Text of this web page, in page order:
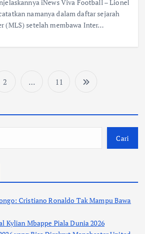
iNews Viva Football – Lionel
namanya dalam daftar sejarah
(MLS) setelah membawa Inter…
P
a
g
n
a
2 … 11
Cari
Cristiano Ronaldo Tak Mampu Bawa
Kylian Mbappe Piala Dunia 2026